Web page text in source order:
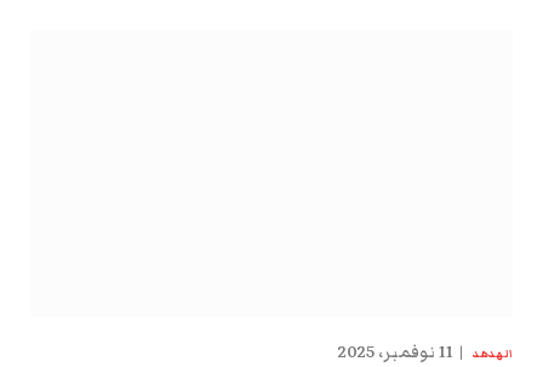
الهدهد 11 نوفمبر، 2025